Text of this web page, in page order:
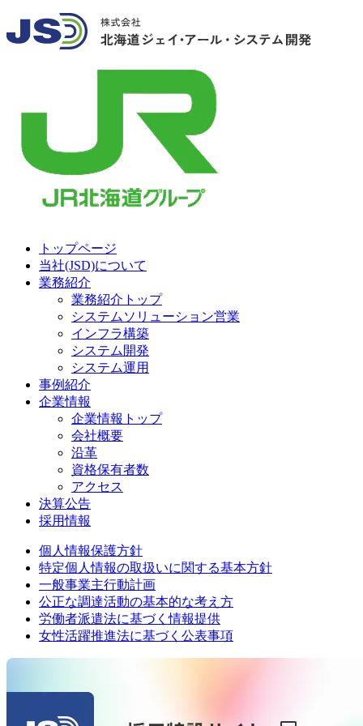
トップページ
当社(JSD)について
業務紹介
業務紹介トップ
システムソリューション営業
インフラ構築
システム開発
システム運用
事例紹介
企業情報
企業情報トップ
会社概要
沿革
資格保有者数
アクセス
決算公告
採用情報
個人情報保護方針
特定個人情報の取扱いに関する基本方針
一般事業主行動計画
公正な調達活動の基本的な考え方
労働者派遣法に基づく情報提供
女性活躍推進法に基づく公表事項